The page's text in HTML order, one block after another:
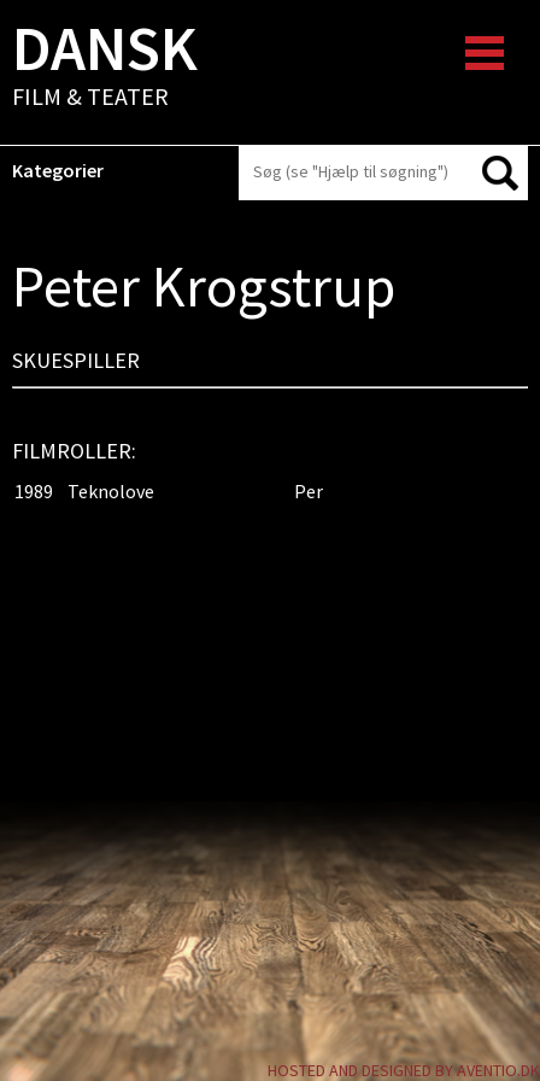
DANSK
FILM & TEATER
Kategorier
Peter Krogstrup
SKUESPILLER
FILMROLLER:
1989 Teknolove Per
HOSTED AND DESIGNED BY AVENTIO.DK